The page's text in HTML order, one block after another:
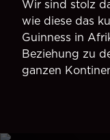
Wir sind stolz
wie diese das
Guinness in
Beziehung zu
ganzen